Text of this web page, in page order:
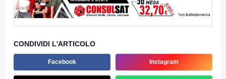
CONDIVIDI L'ARTICOLO
Facebook Instagram